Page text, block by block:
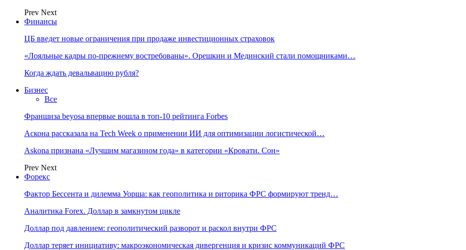
Prev Next
Финансы
ЦБ введет новые ограничения при продаже инвестиционных страховок
«Лояльные кадры по-прежнему востребованы». Орешкин и Мединский стали помощниками…
Когда ждать девальвацию рубля?
Бизнес
Все
Франшиза beyosa впервые вошла в топ-10 рейтинга Forbes
Аскона рассказала на Tech Week о применении ИИ для оптимизации логистической…
Askona признана «Лучшим магазином года» в категории «Кровати. Сон»
Prev Next
Форекс
Фактор Бессента и дилемма Уорша: как геополитика и риторика ФРС формируют тренд…
Аналитика Forex. Доллар в замкнутом цикле
Доллар под давлением: геополитический разворот и раскол внутри ФРС
Доллар теряет инициативу: макроэкономическая дивергенция и кризис коммуникаций ФРС